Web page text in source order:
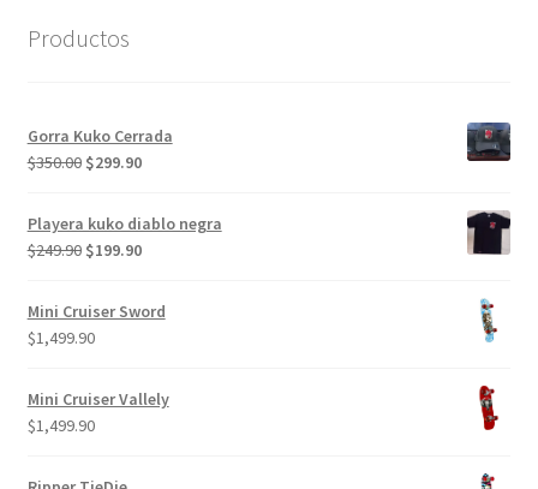
Productos
Gorra Kuko Cerrada
$350.00 El
original
era:
$299.90El
actual
es:
Playera kuko diablo negra
$249.90 El
original
era:
$199.90El
actual
Mini Cruiser Sword
$1,499.90
Mini Cruiser Vallely
$1,499.90